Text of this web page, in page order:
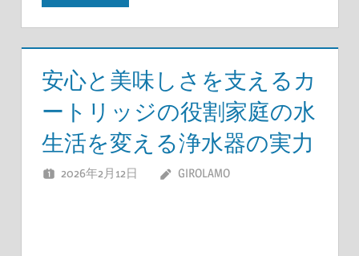
安心と美味しさを支えるカ
ートリッジの役割家庭の水
生活を変える浄水器の実力
2026年2月12日 GIROLAMO